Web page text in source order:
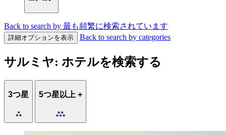
Back to search by 最も頻繁に検索されています
詳細オプションを表示 Back to search by categories
サルミヤ: ホテルを検索する
3つ星 5つ星以上 +